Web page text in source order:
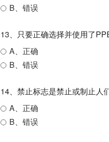
B、错误
13、只要正确选择并使用了
A、正确
B、错误
14、禁止标志是禁止或制止人
A、正确
B、错误